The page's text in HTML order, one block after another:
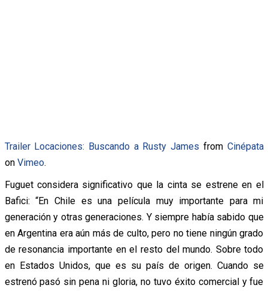
Trailer Locaciones: Buscando a Rusty James from Cinépata
on Vimeo.
Fuguet considera significativo que la cinta se estrene en el
Bafici: “En Chile es una película muy importante para mi
generación y otras generaciones. Y siempre había sabido que
en Argentina era aún más de culto, pero no tiene ningún grado
de resonancia importante en el resto del mundo. Sobre todo
en Estados Unidos, que es su país de origen. Cuando se
estrenó pasó sin pena ni gloria, no tuvo éxito comercial y fue